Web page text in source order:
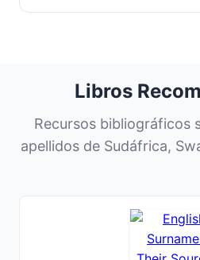
Libros
Recursos bibliográficos
apellidos de Sudáfrica,